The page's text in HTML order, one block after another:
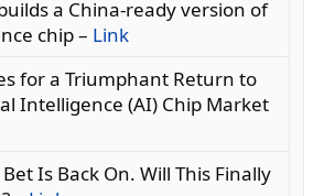
a China-ready version of
chip – Link
for a Triumphant Return to
Intelligence (AI) Chip Market
Bet Is Back On. Will This Finally